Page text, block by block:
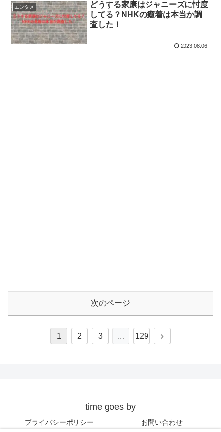
エンタメ
どうする家康はジャニーズに忖度
してる？NHKの癒着は本当か調
査した！
2023.08.06
次のページ
1 2 3 … 129
次
time goes by
プライバシーポリシー お問い合わせ